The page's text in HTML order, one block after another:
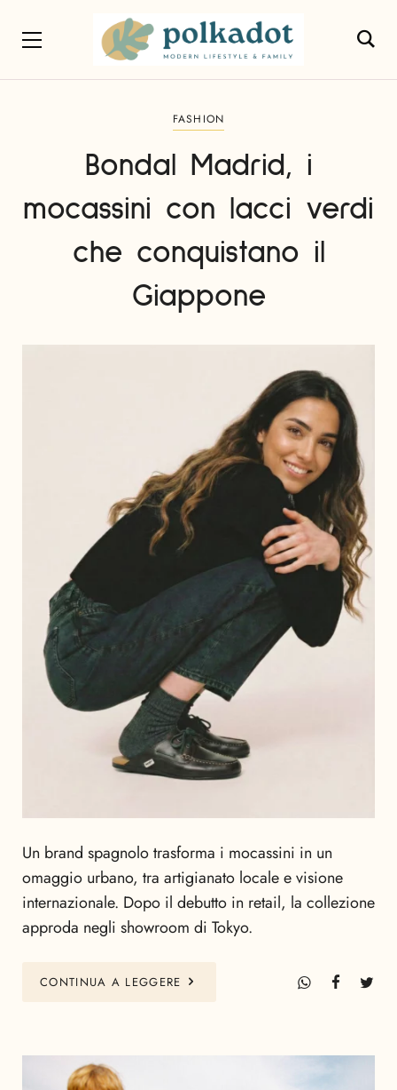
FASHION
Bondal Madrid, i
mocassini con lacci verdi
che conquistano il
Giappone
Un brand spagnolo trasforma i mocassini in un
omaggio urbano, tra artigianato locale e visione
internazionale. Dopo il debutto in retail, la collezione
approda negli showroom di Tokyo.
CONTINUA A LEGGERE